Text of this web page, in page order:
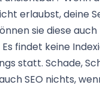
erlaubst, deine
sie diese
findet keine
statt. Schade,
SEO nichts,